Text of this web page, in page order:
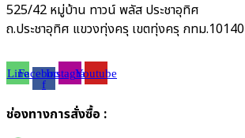
525/42 หมู่บ้าน ทาวน์ พลัส ประชาอุทิศ
ถ.ประชาอุทิศ แขวงทุ่งครุ เขตทุ่งครุ กทม.10140
LineFacebook-
f
InstagramYoutube
ช่องทางการสั่งซื้อ :